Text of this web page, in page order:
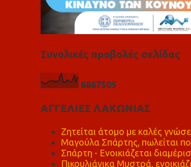
Συνολικές προβολές σελίδας
6867505
ΑΓΓΕΛΙΕΣ ΛΑΚΩΝΙΑΣ
Ζητείται άτομο με καλές
Μαγούλα Σπάρτης, πωλείται
Σπάρτη - Ενοικιάζεται
Πικουλιάνικα Μυστρά,